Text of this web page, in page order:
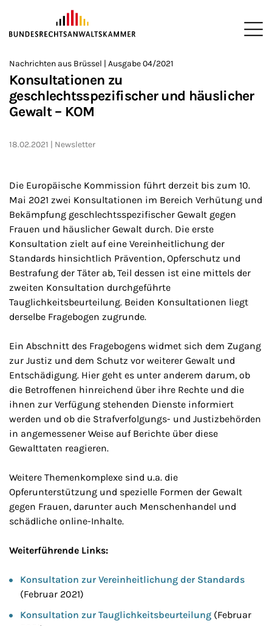
ZUM HAUPTINHALT SPRINGEN
Sie befinden sich hier:
>
Startseite
>
Newsroom
>
Newsletter
>
Nachrichten aus Brüssel
Nachrichten aus Brüssel | Ausgabe 04/2021
Konsultationen zu
geschlechtsspezifischer und häuslicher
Gewalt – KOM
18.02.2021 Newsletter
Die Europäische Kommission führt derzeit bis zum 10.
Mai 2021 zwei Konsultationen im Bereich Verhütung und
Bekämpfung geschlechtsspezifischer Gewalt gegen
Frauen und häuslicher Gewalt durch. Die erste
Konsultation zielt auf eine Vereinheitlichung der
Standards hinsichtlich Prävention, Opferschutz und
Bestrafung der Täter ab, Teil dessen ist eine mittels der
zweiten Konsultation durchgeführte
Tauglichkeitsbeurteilung. Beiden Konsultationen liegt
derselbe Fragebogen zugrunde.
Ein Abschnitt des Fragebogens widmet sich dem Zugang
zur Justiz und dem Schutz vor weiterer Gewalt und
Entschädigung. Hier geht es unter anderem darum, ob
die Betroffenen hinreichend über ihre Rechte und die
ihnen zur Verfügung stehenden Dienste informiert
werden und ob die Strafverfolgungs- und Justizbehörden
in angemessener Weise auf Berichte über diese
Gewalttaten reagieren.
Weitere Themenkomplexe sind u.a. die
Opferunterstützung und spezielle Formen der Gewalt
gegen Frauen, darunter auch Menschenhandel und
schädliche online-Inhalte.
Weiterführende Links:
Konsultation zur Vereinheitlichung der Standards
(Februar 2021)
Konsultation zur Tauglichkeitsbeurteilung (Februar